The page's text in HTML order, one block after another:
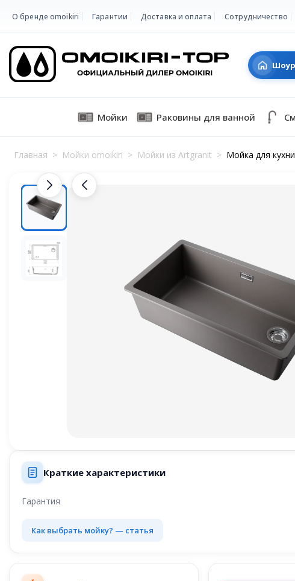
О бренде omoikiri Гарантии Доставка и оплата Сотрудничество
Мойки Раковины для ванной
Главная > Мойки omoikiri > Мойки из Artgranit > Мойка для
Краткие характеристики
Гарантия
Как выбрать мойку? — статья